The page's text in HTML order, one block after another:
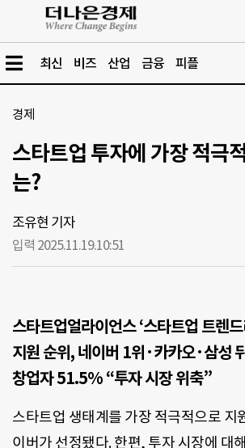
최신 비즈 산업 금융 피플
경제
스타트업 투자에 가장 적극
는?
조유현 기자
입력 2025.11.19.10:51
스타트업얼라이언스 ‘스타트업 트렌
지원 순위, 네이버 1위·카카오·삼성
창업자 51.5% “투자 시장 위축”
스타트업 생태계를 가장 적극적으로 지
이버가 선정됐다. 한편, 투자 시장에 대